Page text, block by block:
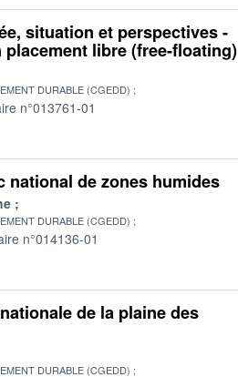
situation et perspectives -
libre (free-floating)
DURABLE (CGEDD)
n°013761-01
national de zones humides
DURABLE (CGEDD)
n°014136-01
de la plaine des
DURABLE (CGEDD)